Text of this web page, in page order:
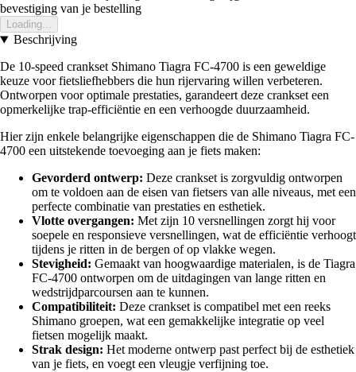
bevestiging van je bestelling
Loading...
Beschrijving
De 10-speed crankset Shimano Tiagra FC-4700 is een geweldige
keuze voor fietsliefhebbers die hun rijervaring willen verbeteren.
Ontworpen voor optimale prestaties, garandeert deze crankset een
opmerkelijke trap-efficiëntie en een verhoogde duurzaamheid.
Hier zijn enkele belangrijke eigenschappen die de Shimano Tiagra FC-
4700 een uitstekende toevoeging aan je fiets maken:
Gevorderd ontwerp: Deze crankset is zorgvuldig ontworpen
om te voldoen aan de eisen van fietsers van alle niveaus, met een
perfecte combinatie van prestaties en esthetiek.
Vlotte overgangen: Met zijn 10 versnellingen zorgt hij voor
soepele en responsieve versnellingen, wat de efficiëntie verhoogt
tijdens je ritten in de bergen of op vlakke wegen.
Stevigheid: Gemaakt van hoogwaardige materialen, is de Tiagra
FC-4700 ontworpen om de uitdagingen van lange ritten en
wedstrijdparcoursen aan te kunnen.
Compatibiliteit: Deze crankset is compatibel met een reeks
Shimano groepen, wat een gemakkelijke integratie op veel
fietsen mogelijk maakt.
Strak design: Het moderne ontwerp past perfect bij de esthetiek
van je fiets, en voegt een vleugje verfijning toe.